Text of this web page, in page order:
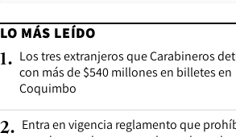
LO MÁS LEÍDO
1. Los tres extranjeros que Carabineros
con más de $540 millones en billetes en
Coquimbo
2. Entra en vigencia reglamento que